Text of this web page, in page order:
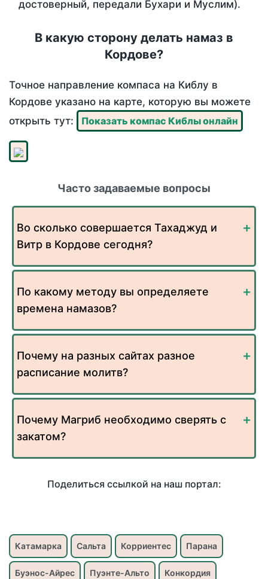
достоверный, передали Бухари и Муслим).
В какую сторону делать намаз в
Кордове?
Точное направление компаса на Киблу в
Кордове указано на карте, которую вы можете
открыть тут:
Показать компас Киблы онлайн
Часто задаваемые вопросы
Во сколько совершается Тахаджуд и
Витр в Кордове сегодня?
По какому методу вы определяете
времена намазов?
Почему на разных сайтах разное
расписание молитв?
Почему Магриб необходимо сверять с
закатом?
Поделиться ссылкой на наш портал:
Катамарка Сальта Корриентес Парана
Буэнос-Айрес Пуэнте-Альто Конкордия